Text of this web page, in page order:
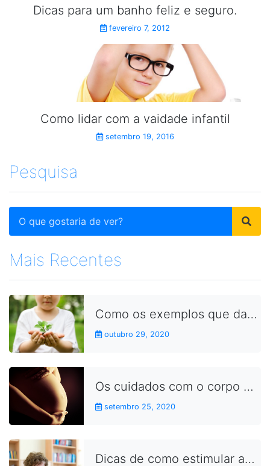
Dicas para um banho feliz e seguro.
fevereiro 7, 2012
Como lidar com a vaidade infantil
setembro 19, 2016
Pesquisa
Mais Recentes
Como os exemplos que damos no dia a dia aproximam as crianças dos conceitos da sustentabilidade
outubro 29, 2020
Os cuidados com o corpo durante a gravidez
setembro 25, 2020
Dicas de como estimular as crianças a fazerem as lições de casa